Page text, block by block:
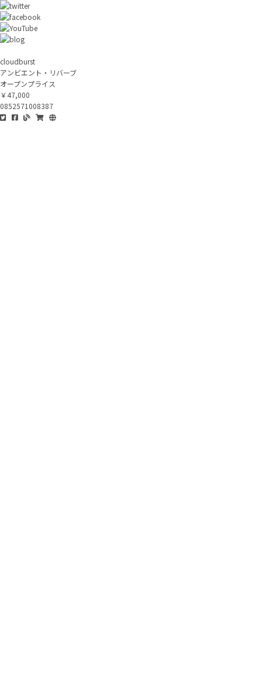
cloudburst
アンビエント・リバーブ
オープンプライス
￥47,000
0852571008387